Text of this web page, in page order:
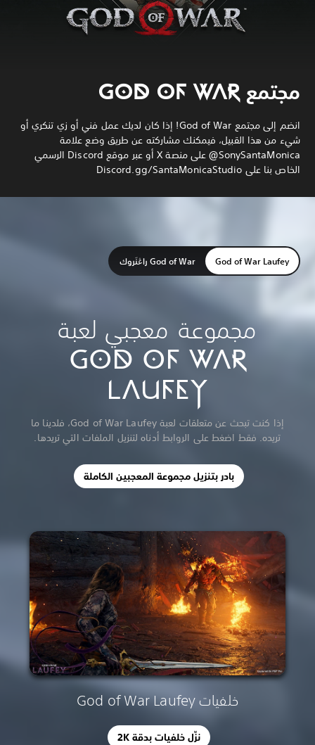
مجتمع GOD OF WAR
انضم إلى مجتمع God of War! إذا كان لديك عمل فني أو زي تنكري أو
شيء من هذا القبيل، فيمكنك مشاركته عن طريق وضع علامة
SonySantaMonica@ على منصة X أو عبر موقع Discord الرسمي
الخاص بنا على Discord.gg/SantaMonicaStudio
God of War Laufey God of War راڠنَروك
مجموعة معجبي لعبة
GOD OF WAR
LAUFEY
إذا كنت تبحث عن متعلقات لعبة God of War Laufey، فلدينا ما
تريده. فقط اضغط على الروابط أدناه لتنزيل الملفات التي تريدها.
بادر بتنزيل مجموعة المعجبين الكاملة
خلفيات God of War Laufey
نزِّل خلفيات بدقة 2K